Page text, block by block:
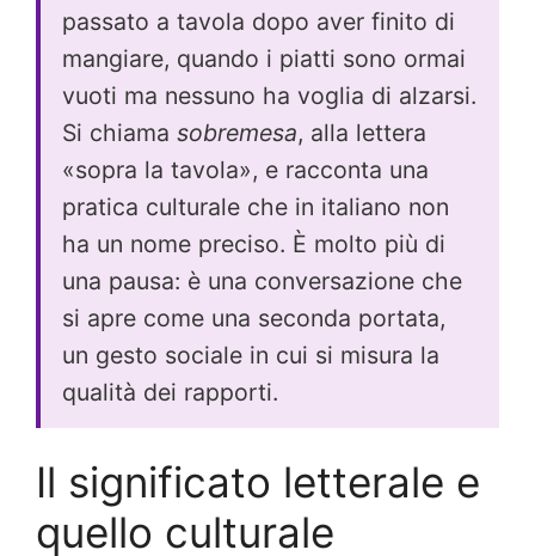
passato a tavola dopo aver finito di
mangiare, quando i piatti sono ormai
vuoti ma nessuno ha voglia di alzarsi.
Si chiama sobremesa, alla lettera
«sopra la tavola», e racconta una
pratica culturale che in italiano non
ha un nome preciso. È molto più di
una pausa: è una conversazione che
si apre come una seconda portata,
un gesto sociale in cui si misura la
qualità dei rapporti.
Il significato letterale e
quello culturale